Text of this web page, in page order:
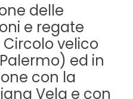
delle
e regate
velico
ed in
con la
Vela e con